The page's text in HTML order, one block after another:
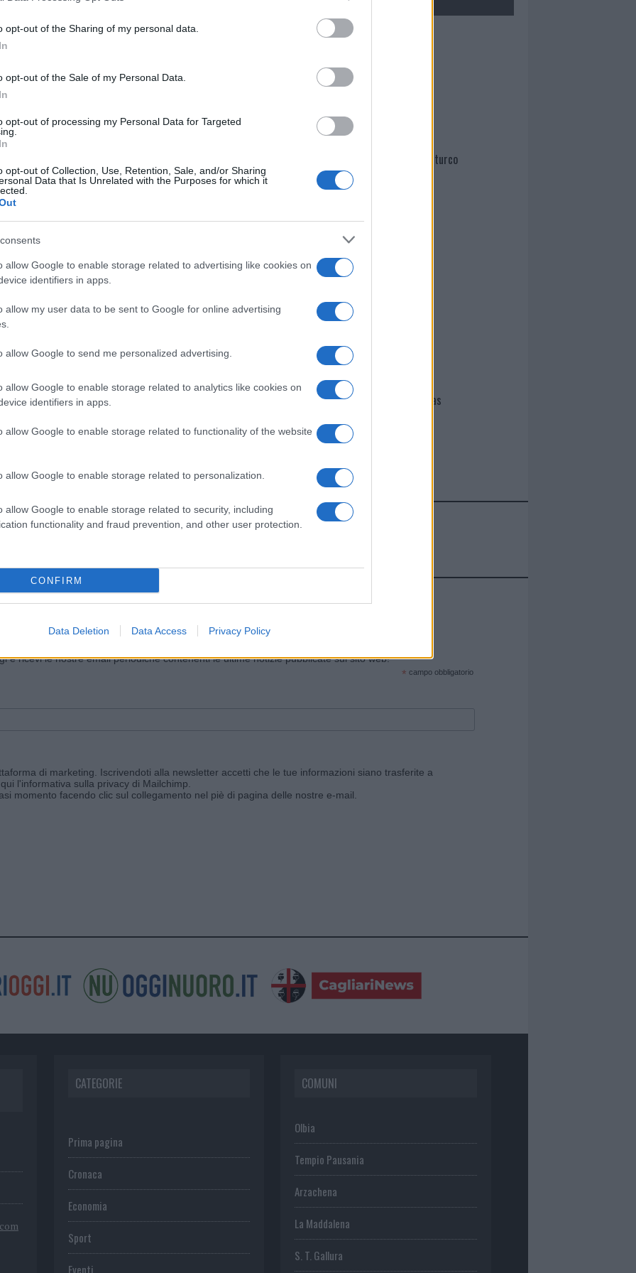
opt-out of the Sharing of my personal data.
opt-out of the Sale of my Personal Data.
opt-out of processing my Personal Data for Targeted
opt-out of Collection, Use, Retention, Sale, and/or Sharing
Data that Is Unrelated with the Purposes for which it
allow Google to enable storage related to advertising like cookies on
identifiers in apps.
allow my user data to be sent to Google for online advertising
allow Google to send me personalized advertising.
allow Google to enable storage related to analytics like cookies on
identifiers in apps.
allow Google to enable storage related to functionality of the website
allow Google to enable storage related to personalization.
allow Google to enable storage related to security, including
functionality and fraud prevention, and other user protection.
CONFIRM
Data Deletion Data Access Privacy Policy
errori e di poter forse dare di più, ma
stati sempre presenti per la comunità e di
Infine, hanno espresso il proprio
che hanno definito una sconfitta per tutti,
la propria coscienza.
cliccandoqui
nella sezione
Azzena
Notizie Sardegna
Mario Malu
Martina Agostina Diturco
I nostri cari
I nostri cari
Giovannimaria Cabras
e ricevi le nostre email periodiche contenenti le ultime notizie pubblicate sul sito web!
* campo obbligatorio
di marketing. Iscrivendoti alla newsletter accetti che le tue informazioni siano trasferite a
l'informativa sulla privacy di Mailchimp
momento facendo clic sul collegamento nel piè di pagina delle nostre e-mail.
CATEGORIE
Prima pagina
Cronaca
Economia
Sport
Eventi
COMUNI
Olbia
Tempio Pausania
Arzachena
La Maddalena
S. T. Gallura